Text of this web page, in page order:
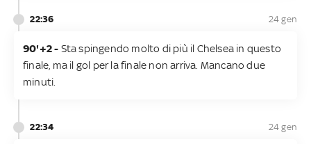
22:36 24 gen
90'+2 - Sta spingendo molto di più il Chelsea in questo
finale, ma il gol per la finale non arriva. Mancano due
minuti.
22:34 24 gen